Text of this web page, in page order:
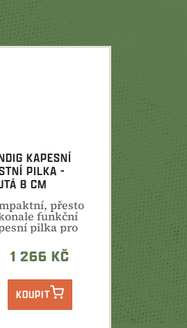
KAPESNÍ
PILKA -
8 CM
přesto
funkční
pilka pro
zámku
1 266 KČ
KOUPIT